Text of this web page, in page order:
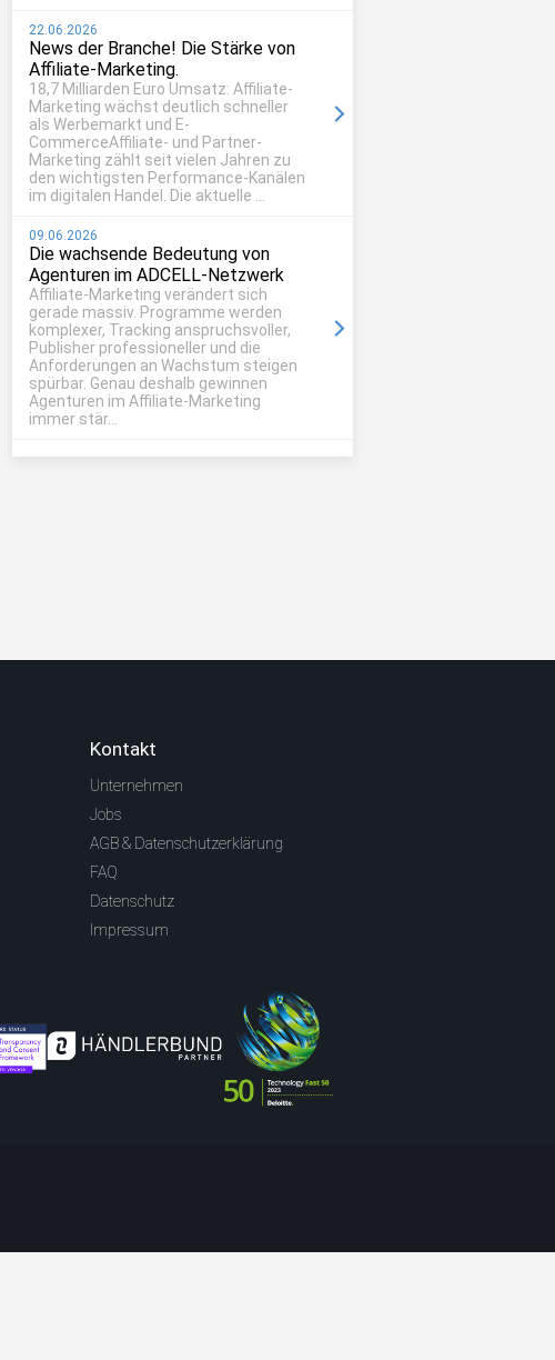
22.06.2026
News der Branche! Die Stärke von
Affiliate-Marketing.
18,7 Milliarden Euro Umsatz: Affiliate-
Marketing wächst deutlich schneller
als Werbemarkt und E-
CommerceAffiliate- und Partner-
Marketing zählt seit vielen Jahren zu
den wichtigsten Performance-Kanälen
im digitalen Handel. Die aktuelle ...
09.06.2026
Die wachsende Bedeutung von
Agenturen im ADCELL-Netzwerk
Affiliate-Marketing verändert sich
gerade massiv. Programme werden
komplexer, Tracking anspruchsvoller,
Publisher professioneller und die
Anforderungen an Wachstum steigen
spürbar. Genau deshalb gewinnen
Agenturen im Affiliate-Marketing
immer stär...
Kontakt
Unternehmen
Jobs
AGB & Datenschutzerklärung
FAQ
Datenschutz
Impressum